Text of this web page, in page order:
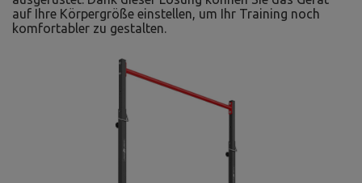
auf Ihre Körpergröße einstellen, um Ihr Training noch
komfortabler zu gestalten.